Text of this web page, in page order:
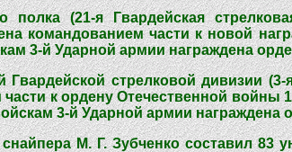
полка (21-я Гвардейская
командованием части к новой
3-й Ударной армии награждена
стрелковой дивизии
к ордену Отечественной войны
3-й Ударной армии награждена
М. Г. Зубченко составил 83